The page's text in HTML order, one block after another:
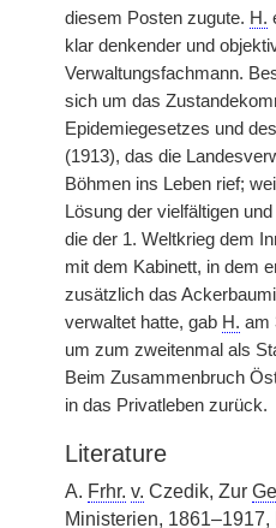
diesem Posten zugute. H.
klar denkender und
Verwaltungsfachmann.
sich um das
Epidemiegesetzes und
(1913), das die
Böhmen ins Leben rief;
Lösung der vielfältigen
die der 1. Weltkrieg dem
mit dem Kabinett, in dem
zusätzlich das
verwaltet hatte, gab H. am
um zum zweitenmal als
Beim Zusammenbruch
in das Privatleben zurück.
Literature
A. Frhr. v. Czedik, Zur
Ministerien, 1861–1917,